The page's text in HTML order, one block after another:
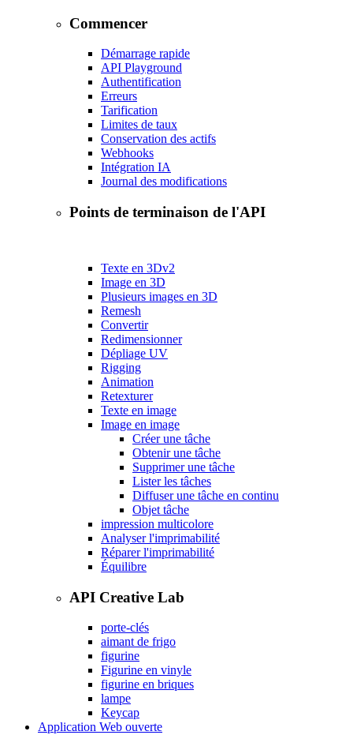
Commencer
Démarrage rapide
API Playground
Authentification
Erreurs
Tarification
Limites de taux
Conservation des actifs
Webhooks
Intégration IA
Journal des modifications
Points de terminaison de l'API
Texte en 3Dv2
Image en 3D
Plusieurs images en 3D
Remesh
Convertir
Redimensionner
Dépliage UV
Rigging
Animation
Retexturer
Texte en image
Image en image
Créer une tâche
Obtenir une tâche
Supprimer une tâche
Lister les tâches
Diffuser une tâche en continu
Objet tâche
impression multicolore
Analyser l'imprimabilité
Réparer l'imprimabilité
Équilibre
API Creative Lab
porte-clés
aimant de frigo
figurine
Figurine en vinyle
figurine en briques
lampe
Keycap
Application Web ouverte